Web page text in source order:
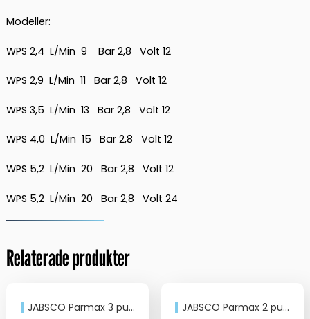
Modeller:
WPS 2,4 L/Min 9 Bar 2,8 Volt 12
WPS 2,9 L/Min 11 Bar 2,8 Volt 12
WPS 3,5 L/Min 13 Bar 2,8 Volt 12
WPS 4,0 L/Min 15 Bar 2,8 Volt 12
WPS 5,2 L/Min 20 Bar 2,8 Volt 12
WPS 5,2 L/Min 20 Bar 2,8 Volt 24
Relaterade produkter
JABSCO Parmax 3 pump 12V 40psi JABSCO Parmax 2 pump 24V 35psi